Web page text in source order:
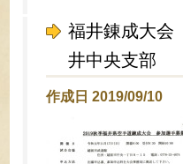
福井錬成大
井中央支部
作成日 2019/09/10